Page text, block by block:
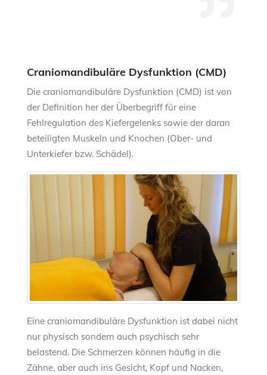
Craniomandibuläre Dysfunktion (CMD)
Die craniomandibuläre Dysfunktion (CMD) ist von
der Definition her der Überbegriff für eine
Fehlregulation des Kiefergelenks sowie der daran
beteiligten Muskeln und Knochen (Ober- und
Unterkiefer bzw. Schädel).
Eine craniomandibuläre Dysfunktion ist dabei nicht
nur physisch sondern auch psychisch sehr
belastend. Die Schmerzen können häufig in die
Zähne, aber auch ins Gesicht, Kopf und Nacken,